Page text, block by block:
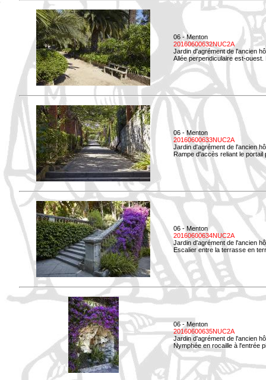
06 - Menton
20160600632NUC2A
Jardin d'agrément de l'ancien
Allée perpendiculaire est-ouest.
06 - Menton
20160600633NUC2A
Jardin d'agrément de l'ancien
Rampe d'accès reliant le portail
06 - Menton
20160600634NUC2A
Jardin d'agrément de l'ancien
Escalier entre la terrasse en
06 - Menton
20160600635NUC2A
Jardin d'agrément de l'ancien
Nymphée en rocaille à l'entrée